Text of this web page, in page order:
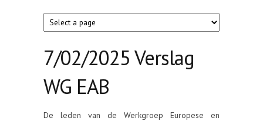
7/02/2025 Verslag
WG EAB
De leden van de Werkgroep Europese en